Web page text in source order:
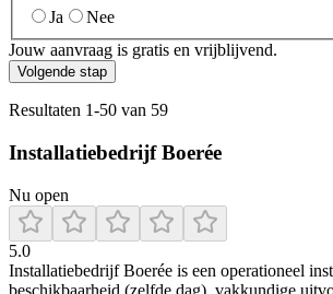
Ja
Nee
Jouw aanvraag is gratis en vrijblijvend.
Volgende stap
Resultaten 1-50 van 59
Installatiebedrijf Boerée
Nu open
5.0
Installatiebedrijf Boerée is een operationeel
beschikbaarheid (zelfde dag), vakkundige